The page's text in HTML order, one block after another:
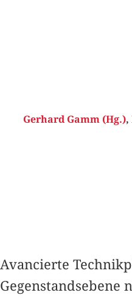
Gerhard Gamm (Hg.),
Avancierte
Gegenstandsebene